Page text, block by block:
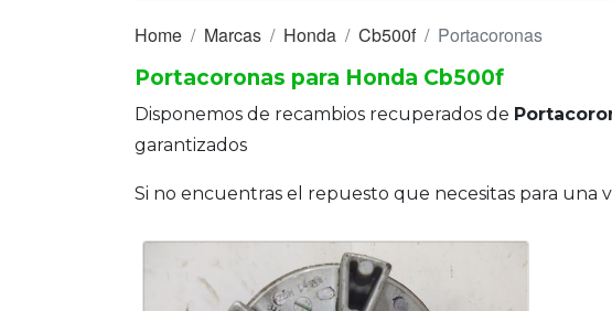
Motores
Motores
Home Marcas Honda Cb500f
Portacoronas
Portacoronas para Honda Cb500f
Disponemos de recambios recuperados de
garantizados
Si no encuentras el repuesto que necesitas para